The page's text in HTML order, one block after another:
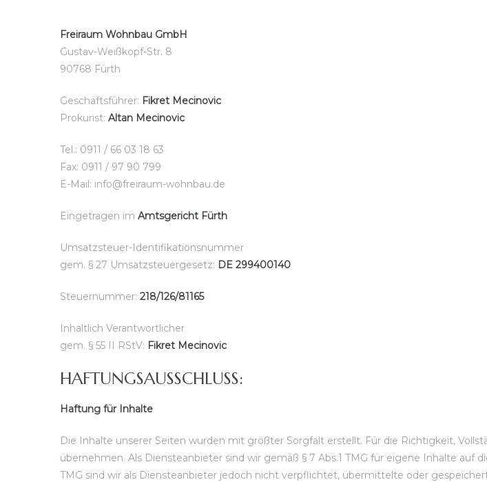
Freiraum Wohnbau GmbH
Gustav-Weißkopf-Str. 8
90768 Fürth
Geschäftsführer: Fikret Mecinovic
Prokurist: Altan Mecinovic
Tel.: 0911 / 66 03 18 63
Fax: 0911 / 97 90 799
E-Mail: info@freiraum-wohnbau.de
Eingetragen im Amtsgericht Fürth
Umsatzsteuer-Identifikationsnummer
gem. § 27 Umsatzsteuergesetz: DE 299400140
Steuernummer: 218/126/81165
Inhaltlich Verantwortlicher
gem. § 55 II RStV: Fikret Mecinovic
HAFTUNGSAUSSCHLUSS:
Haftung für Inhalte
Die Inhalte unserer Seiten wurden mit größter Sorgfalt erstellt. Für die Richtigkeit,
übernehmen. Als Diensteanbieter sind wir gemäß § 7 Abs.1 TMG für eigene Inhalte auf
TMG sind wir als Diensteanbieter jedoch nicht verpflichtet, übermittelte oder